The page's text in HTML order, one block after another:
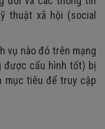
thuật xã hội (social
vụ nào đó trên mạng
được cấu hình tốt) bị
mục tiêu để truy cập